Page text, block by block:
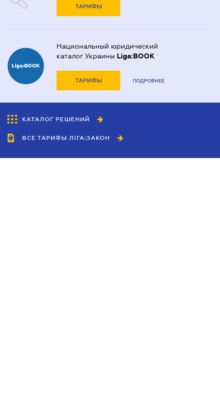
ТАРИФЫ
Национальный юридический
каталог Украины Liga:BOOK
ТАРИФЫ ПОДРОБНЕЕ
КАТАЛОГ РЕШЕНИЙ
ВСЕ ТАРИФЫ ЛІГА:ЗАКОН